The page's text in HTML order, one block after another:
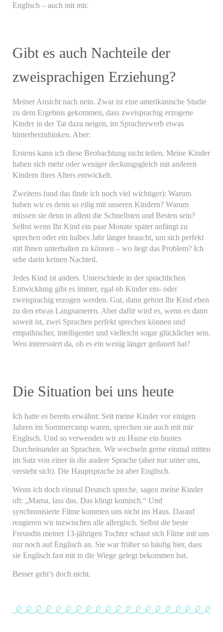
Englisch – auch mit mir.
Gibt es auch Nachteile der
zweisprachigen Erziehung?
Meiner Ansicht nach nein. Zwar ist eine amerikanische Studie
zu dem Ergebnis gekommen, dass zweisprachig erzogene
Kinder in der Tat dazu neigen, im Spracherwerb etwas
hinterherzuhinken. Aber:
Erstens kann ich diese Beobachtung nicht teilen. Meine Kinder
haben sich mehr oder weniger deckungsgleich mit anderen
Kindern ihres Alters entwickelt.
Zweitens (und das finde ich noch viel wichtiger): Warum
haben wir es denn so eilig mit unseren Kindern? Warum
müssen sie denn in allem die Schnellsten und Besten sein?
Selbst wenn Ihr Kind ein paar Monate später anfängt zu
sprechen oder ein halbes Jahr länger braucht, um sich perfekt
mit Ihnen unterhalten zu können – wo liegt das Problem? Ich
sehe darin keinen Nachteil.
Jedes Kind ist anders. Unterschiede in der sprachlichen
Entwicklung gibt es immer, egal ob Kinder ein- oder
zweisprachig erzogen werden. Gut, dann gehört Ihr Kind eben
zu den etwas Langsameren. Aber dafür wird es, wenn es dann
soweit ist, zwei Sprachen perfekt sprechen können und
empathischer, intelligenter und vielleicht sogar glücklicher sein.
Wen interessiert da, ob es ein wenig länger gedauert hat?
Die Situation bei uns heute
Ich hatte es bereits erwähnt: Seit meine Kinder vor einigen
Jahren im Sommercamp waren, sprechen sie auch mit mir
Englisch. Und so verwenden wir zu Hause ein buntes
Durcheinander an Sprachen. Wir wechseln gerne einmal mitten
im Satz von einer in die andere Sprache (aber nur unter uns,
versteht sich). Die Hauptsprache ist aber Englisch.
Wenn ich doch einmal Deutsch spreche, sagen meine Kinder
oft: „Mama, lass das. Das klingt komisch.“ Und
synchronisierte Filme kommen uns nicht ins Haus. Darauf
reagieren wir inzwischen alle allergisch. Selbst die beste
Freundin meiner 13-jährigen Tochter schaut sich Filme mit uns
nur noch auf Englisch an. Sie war früher so häufig hier, dass
sie Englisch fast mit in die Wiege gelegt bekommen hat.
Besser geht’s doch nicht.